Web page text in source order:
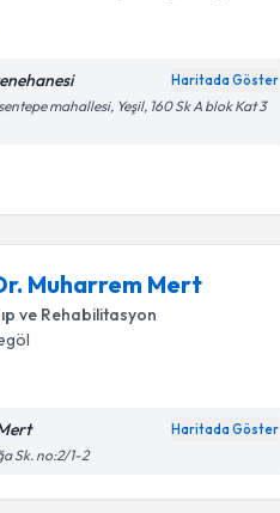
Haritada Göster
mahallesi, Yeşil, 160 Sk A blok Kat 3
Muharrem Mert
ve Rehabilitasyon
Haritada Göster
Sk. no:2/1-2